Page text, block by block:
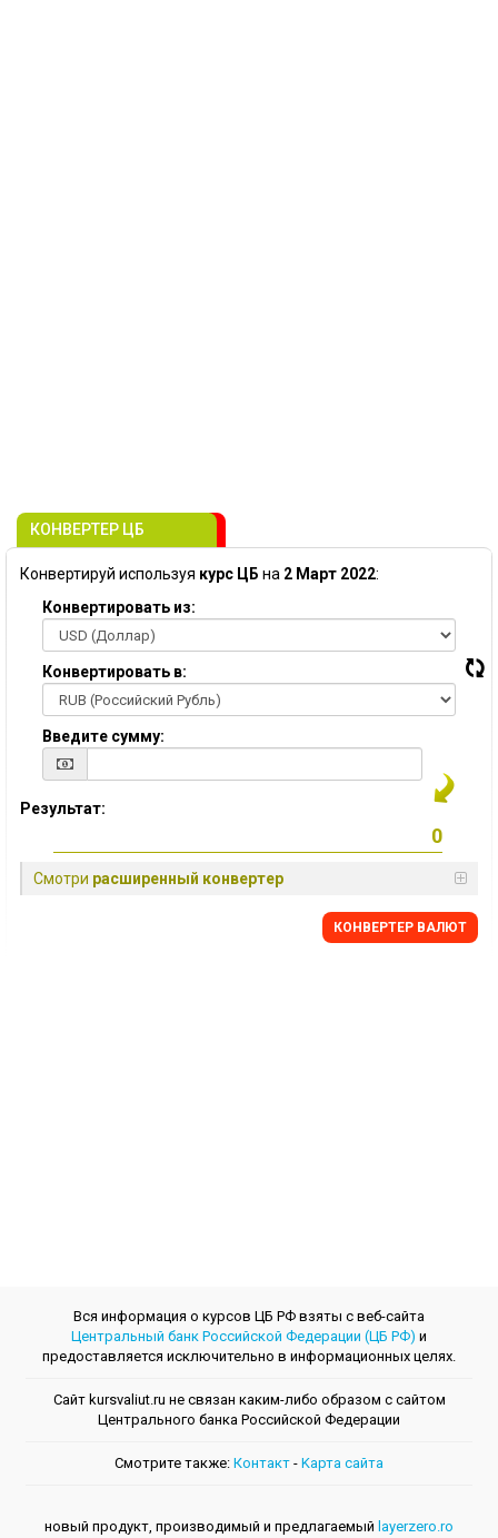
КОНВЕРТЕР ЦБ
Конвертируй используя курс ЦБ на 2 Март 2022:
Конвертировать из:
Конвертировать в:
Введите сумму:
Результат:
Смотри расширенный конвертер
КОНВЕРТЕР ВАЛЮТ
Вся информация о курсов ЦБ РФ взяты с веб-сайта
Центральный банк Российской Федерации (ЦБ РФ) и
предоставляется исключительно в информационных целях.
Сайт kursvaliut.ru не связан каким-либо образом с сайтом
Центрального банкa Российской Федерации
Смотрите также: Контакт - Kарта сайта
новый продукт, производимый и предлагаемый layerzero.ro